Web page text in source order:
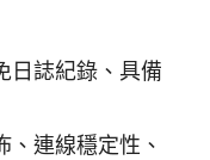
日誌紀錄、具備
連線穩定性、